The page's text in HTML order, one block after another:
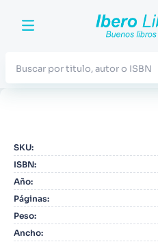
SKU:
ISBN:
Año:
Páginas:
Peso:
Ancho:
2. Blue Lock
3.
4. Odisea
5. Manga